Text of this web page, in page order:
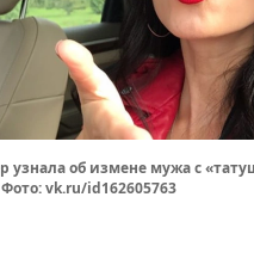
узнала об измене мужа с
vk.ru/id162605763